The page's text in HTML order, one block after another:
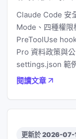
Claude Code 安
Mode、四種權
PreToolUse
Pro 資料政策與
settings.json 範
閱讀文章
更新於 2026-07-